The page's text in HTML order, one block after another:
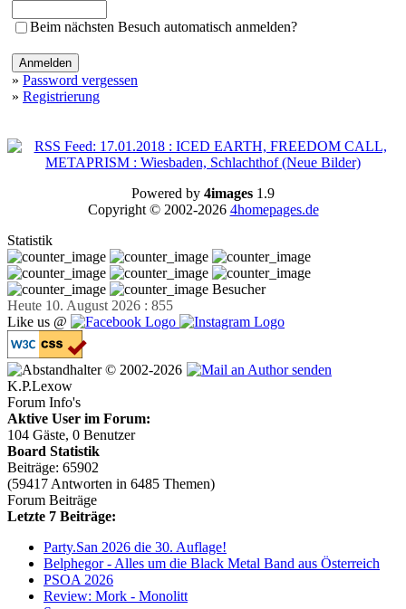
Beim nächsten Besuch automatisch anmelden?
» Password vergessen
» Registrierung
Powered by 4images 1.9
Copyright © 2002-2026 4homepages.de
Statistik
Besucher
Heute 10. August 2026 : 855
Like us @
© 2002-2026
K.P.Lexow
Forum Info's
Aktive User im Forum:
104 Gäste, 0 Benutzer
Board Statistik
Beiträge: 65902
(59417 Antworten in 6485 Themen)
Forum Beiträge
Letzte 7 Beiträge:
Party.San 2026 die 30. Auflage!
Belphegor - Alles um die Black Metal Band aus Österreich
PSOA 2026
Review: Mork - Monolitt